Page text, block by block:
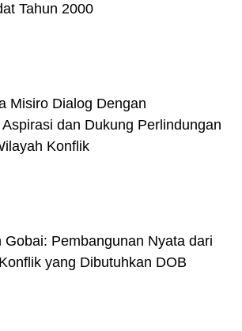
Tahun 2000
Misiro Dialog Dengan
dan Dukung Perlindungan
Konflik
Gobai: Pembangunan Nyata dari
yang Dibutuhkan DOB